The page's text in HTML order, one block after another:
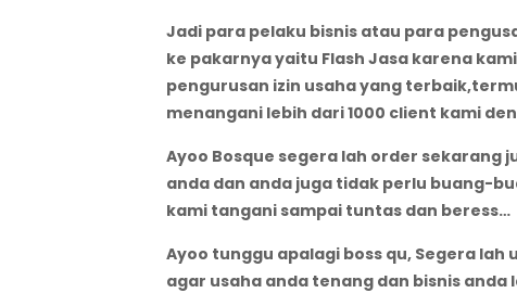
Jadi para pelaku bisnis atau para
ke pakarnya yaitu Flash Jasa karena
pengurusan izin usaha yang
menangani lebih dari 1000 client kami
Ayoo Bosque segera lah order sekarang
anda dan anda juga tidak perlu buang-
kami tangani sampai tuntas dan beress…
Ayoo tunggu apalagi boss qu, Segera
agar usaha anda tenang dan bisnis anda